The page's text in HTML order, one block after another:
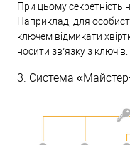
При цьому секретність
Наприклад, для
ключем відмикати
носити зв’язку з ключів.
3. Система